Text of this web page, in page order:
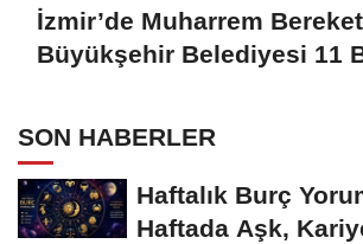
İzmir’de Muharrem
Büyükşehir Belediyesi 11
SON HABERLER
Haftalık Burç
Haftada Aşk,